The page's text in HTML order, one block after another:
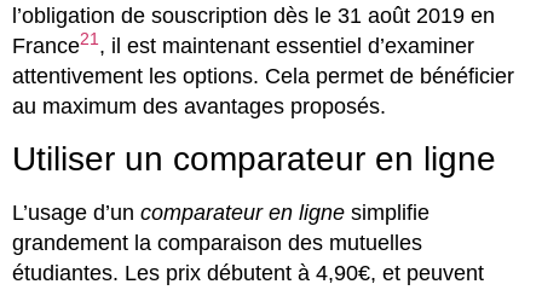
l’obligation de souscription dès le 31 août 2019 en
France21, il est maintenant essentiel d’examiner
attentivement les options. Cela permet de bénéficier
au maximum des avantages proposés.
Utiliser un comparateur en ligne
L’usage d’un comparateur en ligne simplifie
grandement la comparaison des mutuelles
étudiantes. Les prix débutent à 4,90€, et peuvent